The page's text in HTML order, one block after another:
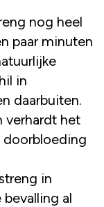
nog heel
paar minuten
in
daarbuiten.
verhardt het
doorbloeding
in
al